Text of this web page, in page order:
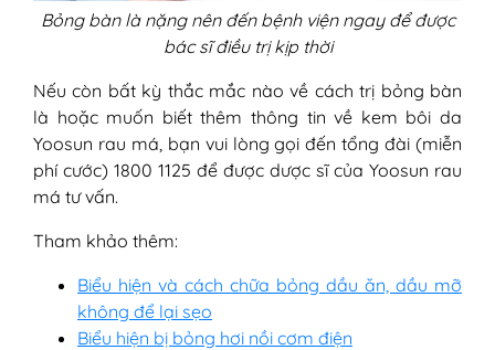
Bỏng bàn là nặng nên đến bệnh viện ngay để được
bác sĩ điều trị kịp thời
Nếu còn bất kỳ thắc mắc nào về cách trị bỏng bàn
là hoặc muốn biết thêm thông tin về kem bôi da
Yoosun rau má, bạn vui lòng gọi đến tổng đài (miễn
phí cước) 1800 1125 để được dược sĩ của Yoosun rau
má tư vấn.
Tham khảo thêm:
Biểu hiện và cách chữa bỏng dầu ăn, dầu mỡ
không để lại sẹo
Biểu hiện bị bỏng hơi nồi cơm điện